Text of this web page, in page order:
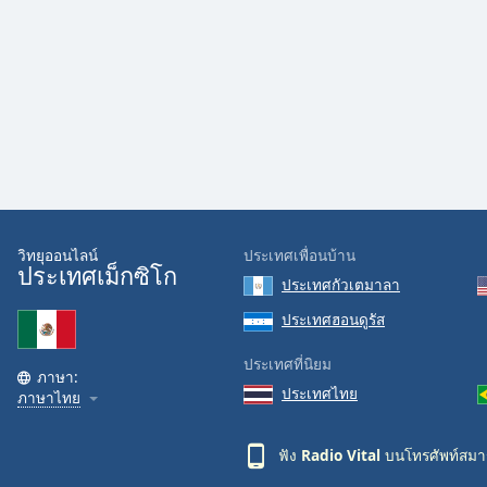
window.
dialog
window.
Escape
will
วิทยุออนไลน์
ประเทศเม็กซิโก
ภาษา:
ภาษาไทย
ประเทศเพื่อนบ้าน
ประเทศกัวเตมาลา
ประเทศฮอนดูรัส
ประเทศที่นิยม
ประเทศไทย
ฟัง Radio Vital บนโทรศัพท์สม